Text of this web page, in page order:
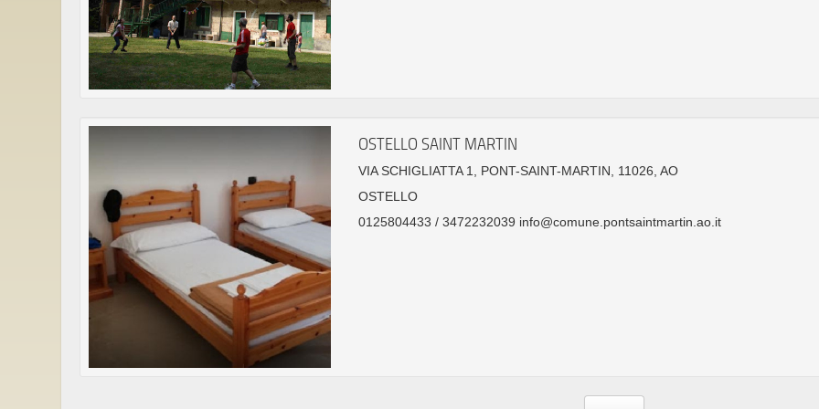
OSTELLO SAINT MARTIN
VIA SCHIGLIATTA 1, PONT-SAINT-MARTIN, 11026, AO
OSTELLO
0125804433 / 3472232039 info@comune.pontsaintmartin.ao.it